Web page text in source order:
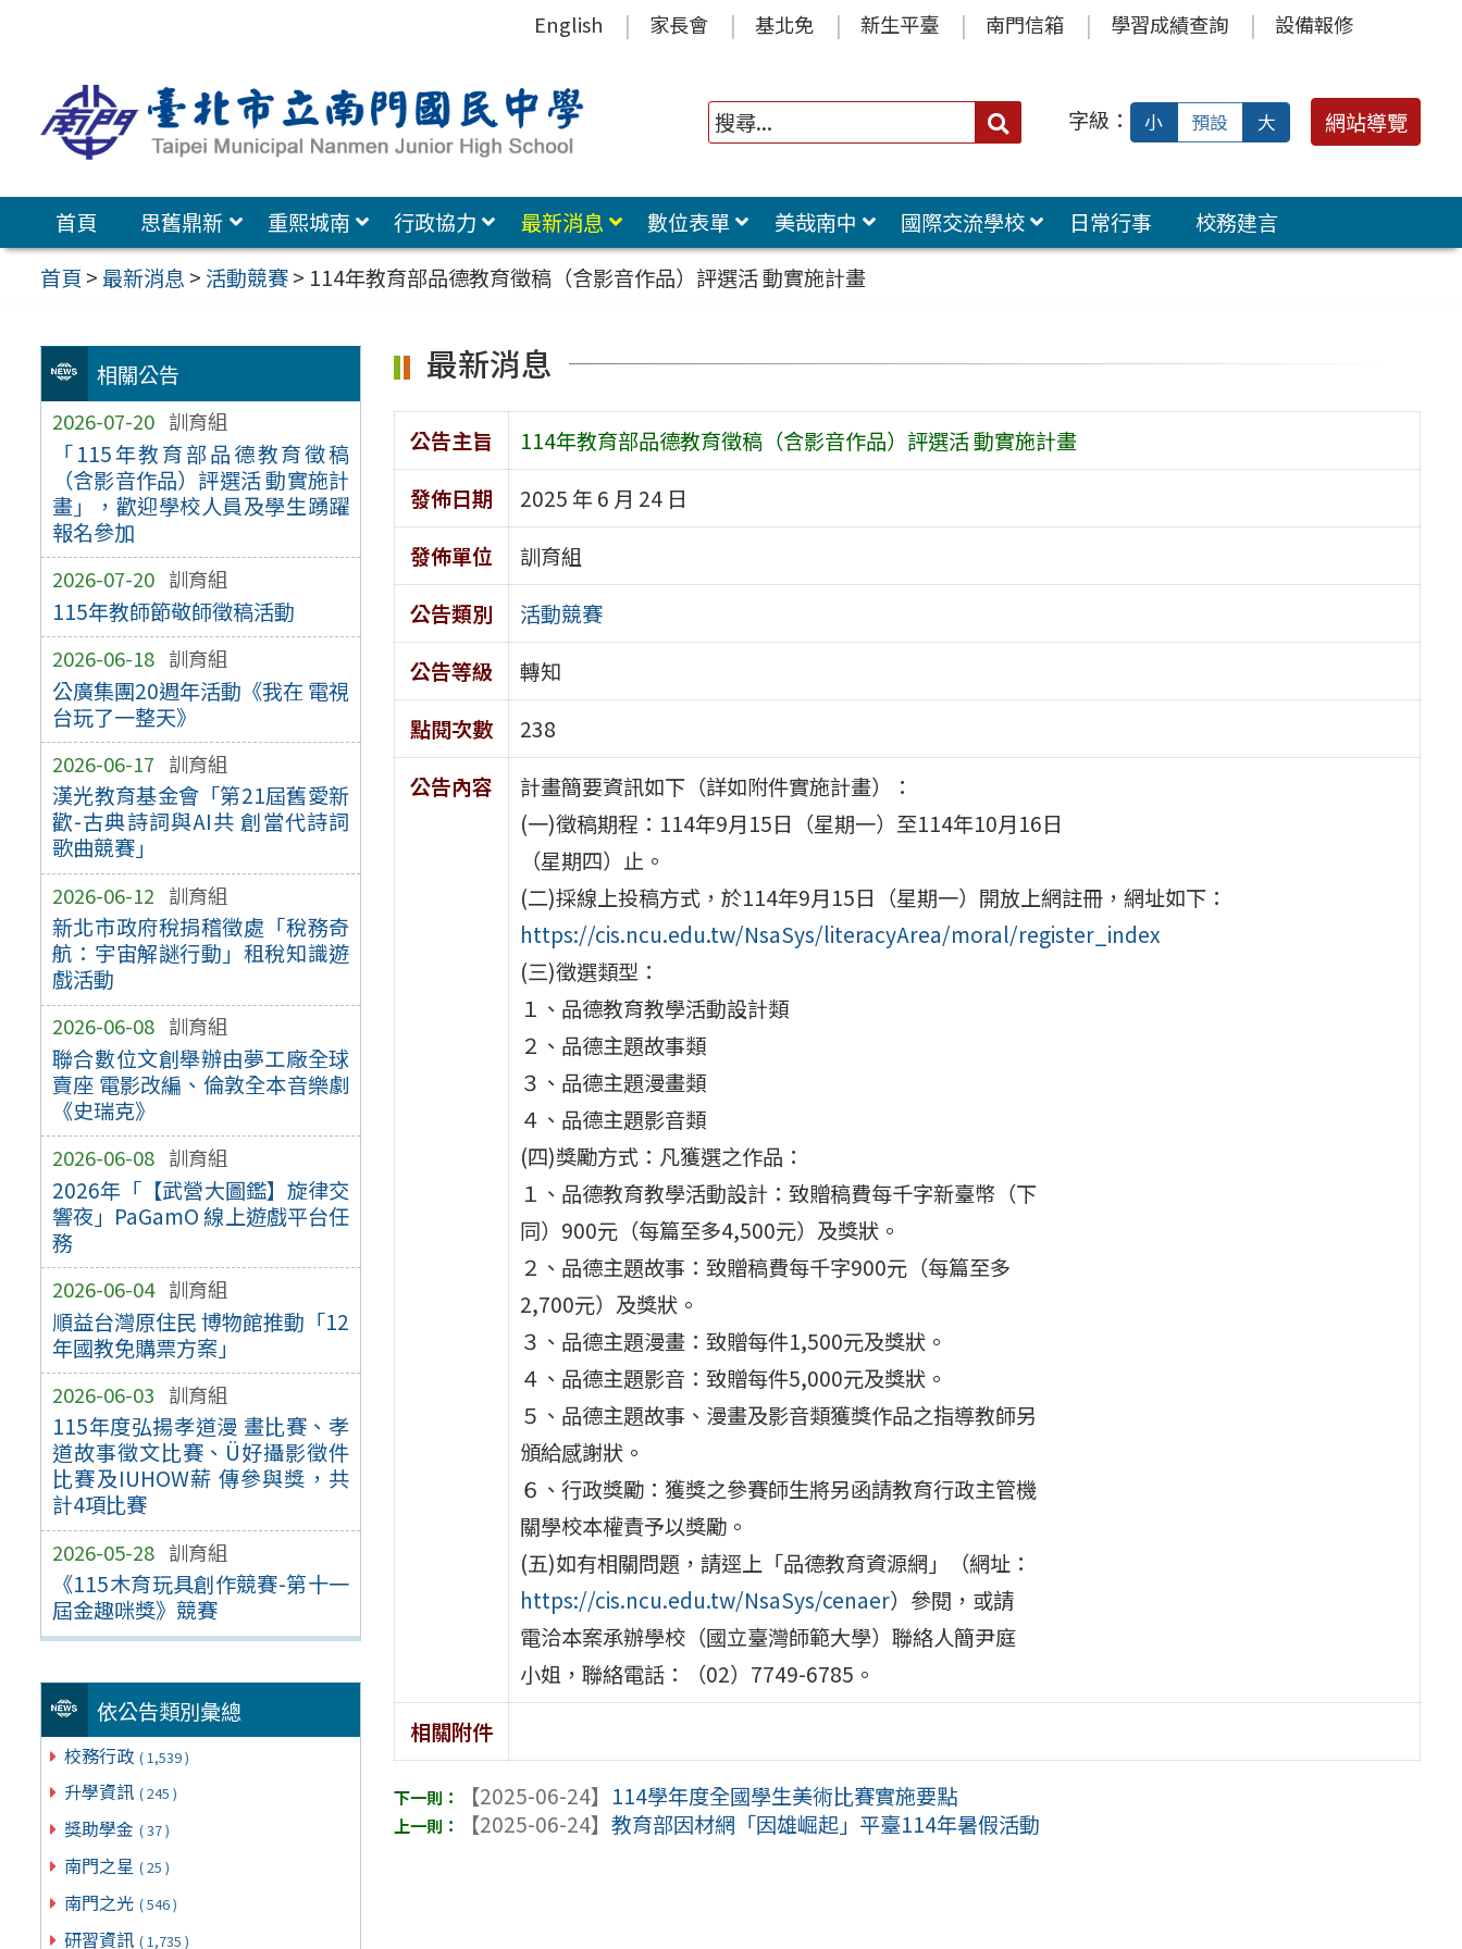
容
區
English 家長會 基北免 新生平臺 南門信箱 學習成績查詢 設備報修
搜
字級： 小 預設 大 網站導覽
首頁 思舊鼎新 重熙城南 行政協力 最新消息 數位表單 美哉南中 國際交流學校 日常行事
校務建言
首頁 >最新消息 > 活動競賽> 114年教育部品德教育徵稿（含影音作品）評選活 動實施計畫
相關公告
2026-07-20 訓育組
「115年教育部品德教育徵稿
（含影音作品）評選活 動實施計
畫」，歡迎學校人員及學生踴躍
報名參加
2026-07-20 訓育組
115年教師節敬師徵稿活動
2026-06-18 訓育組
公廣集團20週年活動《我在 電視
台玩了一整天》
2026-06-17 訓育組
漢光教育基金會「第21屆舊愛新
歡-古典詩詞與AI共 創當代詩詞
歌曲競賽」
2026-06-12 訓育組
新北市政府稅捐稽徵處「稅務奇
航：宇宙解謎行動」租稅知識遊
戲活動
2026-06-08 訓育組
聯合數位文創舉辦由夢工廠全球
賣座 電影改編、倫敦全本音樂劇
《史瑞克》
2026-06-08 訓育組
2026年「【武營大圖鑑】旋律交
響夜」PaGamO 線上遊戲平台任
務
2026-06-04 訓育組
順益台灣原住民 博物館推動「12
年國教免購票方案」
2026-06-03 訓育組
115年度弘揚孝道漫 畫比賽、孝
道故事徵文比賽、Ü好攝影徵件
比賽及IUHOW薪 傳參與獎，共
計4項比賽
2026-05-28 訓育組
《115木育玩具創作競賽-第十一
屆金趣咪獎》競賽
依公告類別彙總
校務行政 ( 1,539 )
升學資訊 ( 245 )
獎助學金 ( 37 )
南門之星 ( 25 )
南門之光 ( 546 )
研習資訊 ( 1,735 )
最新消息
公告主旨
114年教育部品德教育徵稿（含影音作品）評選活 動實施計畫
發佈日期
2025 年 6 月 24 日
發佈單位
訓育組
公告類別
活動競賽
公告等級
轉知
點閱次數
238
公告內容
計畫簡要資訊如下（詳如附件實施計畫）：
(一)徵稿期程：114年9月15日（星期一）至114年10月16日
（星期四）止。
(二)採線上投稿方式，於114年9月15日（星期一）開放上網註冊，網址如下：
https://cis.ncu.edu.tw/NsaSys/literacyArea/moral/register_index
(三)徵選類型：
１、品德教育教學活動設計類
２、品德主題故事類
３、品德主題漫畫類
４、品德主題影音類
(四)獎勵方式：凡獲選之作品：
１、品德教育教學活動設計：致贈稿費每千字新臺幣（下
同）900元（每篇至多4,500元）及獎狀。
２、品德主題故事：致贈稿費每千字900元（每篇至多
2,700元）及獎狀。
３、品德主題漫畫：致贈每件1,500元及獎狀。
４、品德主題影音：致贈每件5,000元及獎狀。
５、品德主題故事、漫畫及影音類獲獎作品之指導教師另
頒給感謝狀。
６、行政獎勵：獲獎之參賽師生將另函請教育行政主管機
關學校本權責予以獎勵。
(五)如有相關問題，請逕上「品德教育資源網」（網址：
https://cis.ncu.edu.tw/NsaSys/cenaer）參閱，或請
電洽本案承辦學校（國立臺灣師範大學）聯絡人簡尹庭
小姐，聯絡電話：（02）7749-6785。
相關附件
【2025-06-24】 114學年度全國學生美術比賽實施要點
【2025-06-24】教育部因材網「因雄崛起」平臺114年暑假活動